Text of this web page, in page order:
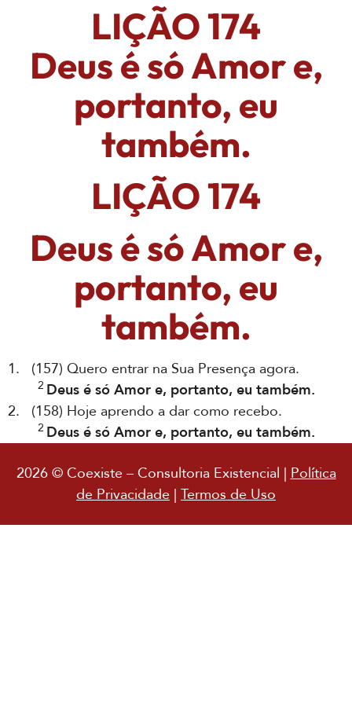
LIÇÃO 174
Deus é só Amor e,
portanto, eu
também.
LIÇÃO 174
Deus é só Amor e,
portanto, eu
também.
1. (157) Quero entrar na Sua Presença agora.
2 Deus é só Amor e, portanto, eu também.
2. (158) Hoje aprendo a dar como recebo.
2 Deus é só Amor e, portanto, eu também.
2026 © Coexiste – Consultoria Existencial |Política
de Privacidade | Termos de Uso